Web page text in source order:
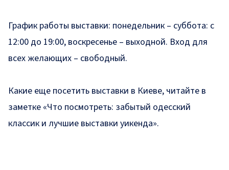
График работы выставки: понедельник – суббота: с
12:00 до 19:00, воскресенье – выходной. Вход для
всех желающих – свободный.
Какие еще посетить выставки в Киеве, читайте в
заметке «Что посмотреть: забытый одесский
классик и лучшие выставки уикенда».